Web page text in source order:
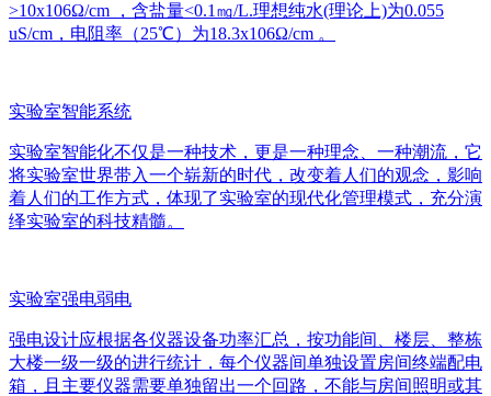
>10x106Ω/cm ，含盐量<0.1㎎/L.理想纯水(理论上)为0.055
uS/cm，电阻率（25℃）为18.3x106Ω/cm 。
实验室智能系统
实验室智能化不仅是一种技术，更是一种理念、一种潮流，它
将实验室世界带入一个崭新的时代，改变着人们的观念，影响
着人们的工作方式，体现了实验室的现代化管理模式，充分演
绎实验室的科技精髓。
实验室强电弱电
强电设计应根据各仪器设备功率汇总，按功能间、楼层、整栋
大楼一级一级的进行统计，每个仪器间单独设置房间终端配电
箱，且主要仪器需要单独留出一个回路，不能与房间照明或其